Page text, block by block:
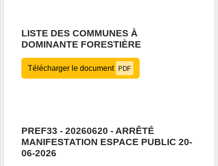
LISTE DES COMMUNES À
DOMINANTE FORESTIÈRE
Télécharger le document PDF
PREF33 - 20260620 - ARRÊTÉ
MANIFESTATION ESPACE PUBLIC 20-
06-2026